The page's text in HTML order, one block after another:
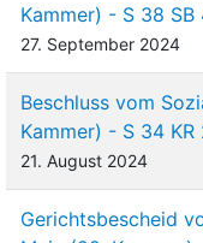
Kammer) - S 38
27. September 2024
Beschluss vom
Kammer) - S 34 KR
21. August 2024
Gerichtsbescheid